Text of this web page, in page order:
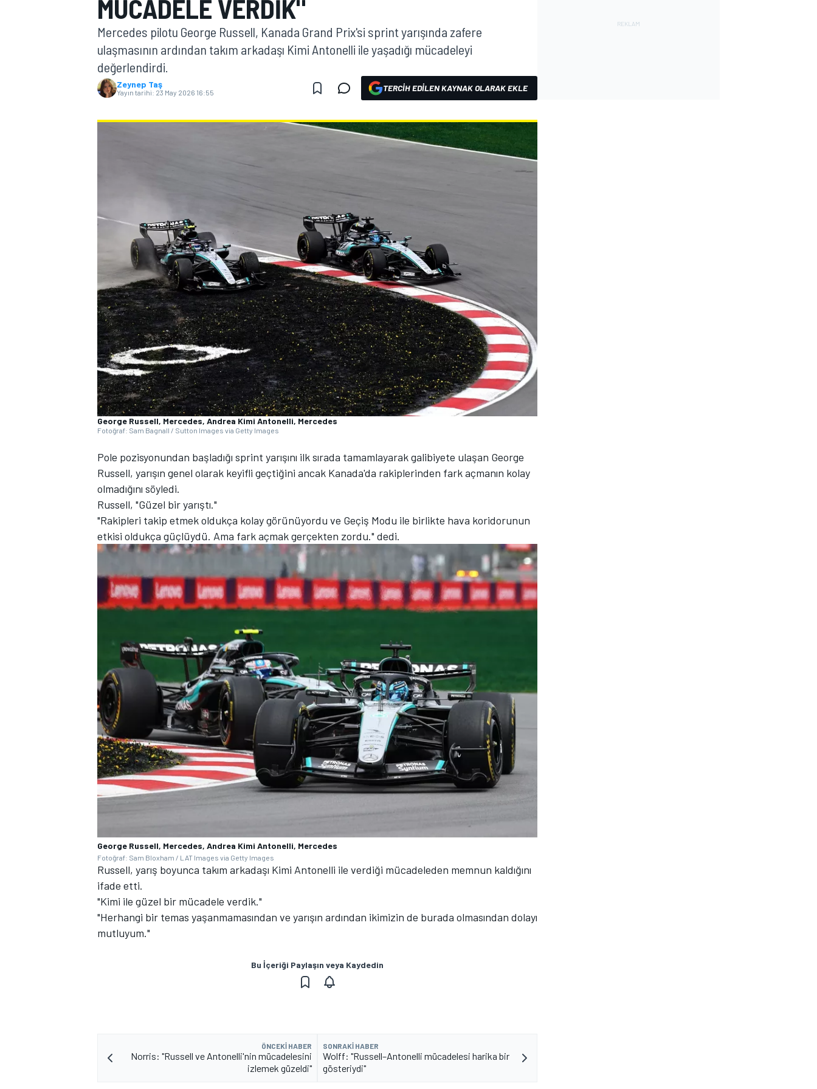
MOTOGP
WRC
TÜRK SPORCULAR
MÜCADELE VERDIK"
Mercedes pilotu George Russell, Kanada Grand Prix'si sprint yarışında zafere
ulaşmasının ardından takım arkadaşı Kimi Antonelli ile yaşadığı mücadeleyi
değerlendirdi.
Zeynep Taş
Yayın tarihi: 23 May 2026 16:55 TERCIH EDILEN KAYNAK OLARAK EKLE
George Russell, Mercedes, Andrea Kimi Antonelli, Mercedes
Fotoğraf: Sam Bagnall / Sutton Images via Getty Images
Pole pozisyonundan başladığı sprint yarışını ilk sırada tamamlayarak galibiyete ulaşan George
Russell, yarışın genel olarak keyifli geçtiğini ancak Kanada'da rakiplerinden fark açmanın kolay
olmadığını söyledi.
Russell, "Güzel bir yarıştı."
"Rakipleri takip etmek oldukça kolay görünüyordu ve Geçiş Modu ile birlikte hava koridorunun
etkisi oldukça güçlüydü. Ama fark açmak gerçekten zordu." dedi.
George Russell, Mercedes, Andrea Kimi Antonelli, Mercedes
Fotoğraf: Sam Bloxham / LAT Images via Getty Images
Russell, yarış boyunca takım arkadaşı Kimi Antonelli ile verdiği mücadeleden memnun kaldığını
ifade etti.
"Kimi ile güzel bir mücadele verdik."
"Herhangi bir temas yaşanmamasından ve yarışın ardından ikimizin de burada olmasından dolayı
mutluyum."
Bu İçeriği Paylaşın veya Kaydedin
ÖNCEKI HABER
Norris: "Russell ve Antonelli'nin mücadelesini
izlemek güzeldi"
SONRAKI HABER
Wolff: "Russell–Antonelli mücadelesi harika bir
gösteriydi"